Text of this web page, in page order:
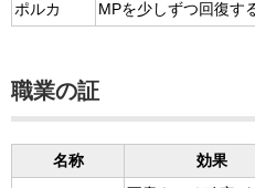
ポルカ
MPを少しずつ回復す
職業の証
名称 効果